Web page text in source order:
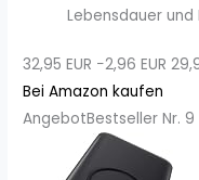
Lebensdauer und
32,95 EUR −2,96 EUR
Bei Amazon kaufen
AngebotBestseller Nr. 9